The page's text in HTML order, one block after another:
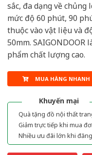
sắc, đa dạng về chủng
mức độ 60 phút, 90
thuộc vào vật liệu và
50mm. SAIGONDOOR
phẩm chất lượng cao.
MUA HÀNG NHANH
Khuyến mại
Quà tặng đồ nội thất
Giảm trực tiếp khi mua
Nhiều ưu đãi lớn khi